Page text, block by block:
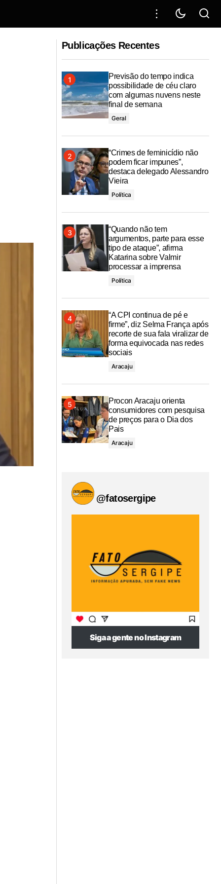
sexta-feira, 7
Publicações Recentes
Previsão do tempo indica
possibilidade de céu claro
com algumas nuvens neste
final de semana
Geral
“Crimes de feminicídio não
podem ficar impunes”,
destaca delegado Alessandro
Vieira
Política
“Quando não tem
argumentos, parte para esse
tipo de ataque”, afirma
Katarina sobre Valmir
processar a imprensa
Política
“A CPI continua de pé e
firme”, diz Selma França após
recorte de sua fala viralizar de
forma equivocada nas redes
sociais
Aracaju
Procon Aracaju orienta
consumidores com pesquisa
de preços para o Dia dos
Pais
Aracaju
@fatosergipe
Siga a gente no Instagram